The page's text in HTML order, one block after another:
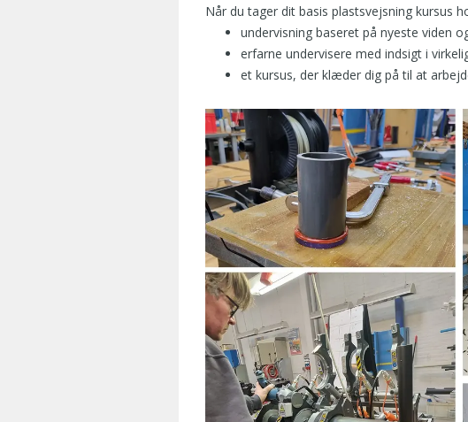
o
m
d
e
a
t
e
r
e
r
i
b
r
u
g
Når du tager dit basis plastsvejsning kursus
undervisning baseret på nyeste viden
erfarne undervisere med indsigt i
et kursus, der klæder dig på til at